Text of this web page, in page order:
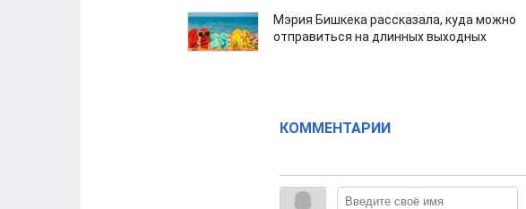
Мэрия Бишкека рассказала, куда можно
отправиться на длинных выходных
КОММЕНТАРИИ